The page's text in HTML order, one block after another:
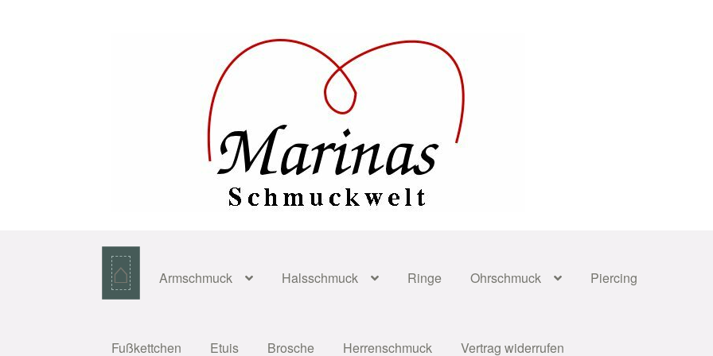
⌂ Armschmuck Halsschmuck Ringe Ohrschmuck Piercing
Fußkettchen Etuis Brosche Herrenschmuck Vertrag widerrufen